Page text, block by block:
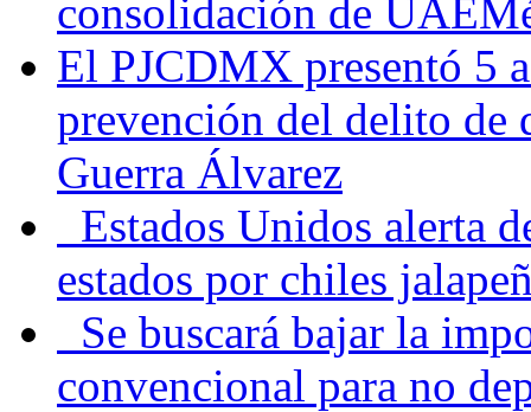
consolidación de
El PJCDMX presentó 5
prevención del delito de
Guerra Álvarez
Estados Unidos alerta
estados por chiles
Se buscará bajar la
convencional para no